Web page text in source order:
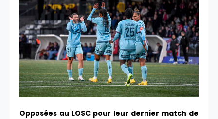
Opposées au LOSC pour leur dernier match de